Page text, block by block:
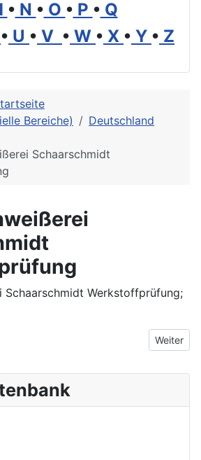
• N • O • P • Q
• U • V • W • X • Y • Z
Bereiche)
Deutschland
Schaarschmidt
Schaarschmidt Werkstoffprüfung;
Gesellschaft für aquatische undNächster
Weiter